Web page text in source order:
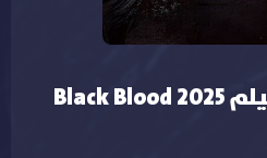
مشاهدة مشاهدة فيلم Black Blood 2025